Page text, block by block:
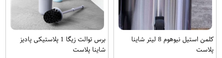
کلمن استیل نیوهوم 8 لیتر شاینا
پلاست
برس توالت زیگا 1 پلاستیکی پادیز
شاینا پلاست